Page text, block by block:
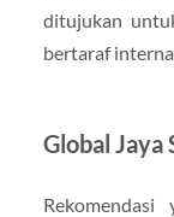
ditujukan
bertaraf
Global Jaya